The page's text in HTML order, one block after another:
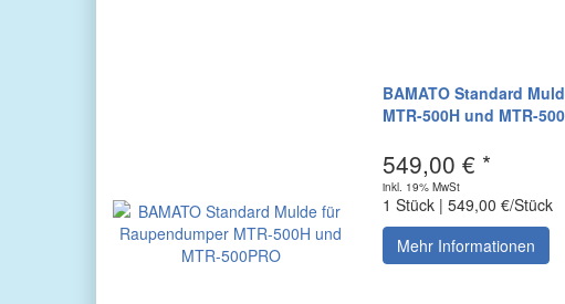
BAMATO Standard
MTR-500H und MTR-
549,00 € *
inkl. 19% MwSt
1 Stück | 549,00 €/Stück
Mehr Informationen